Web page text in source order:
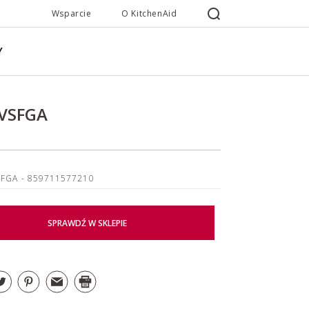
Wsparcie O KitchenAid
- 859711577210
SPRAWDŹ W SKLEPIE